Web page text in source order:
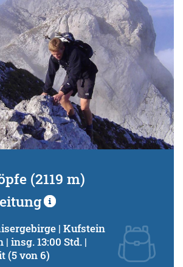
bis
(2119 m)
| Kufstein
| insg. 13:00 Std. |
(5 von 6)